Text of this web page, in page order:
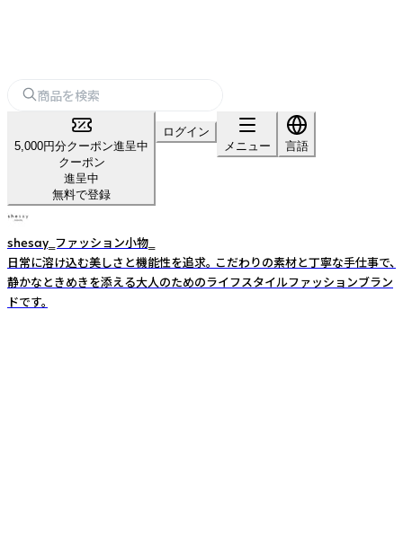
5,000円分クーポン進呈中
クーポン
進呈中
無料で登録
ログイン
メニュー
言語
shesay‗ファッション小物‗
日常に溶け込む美しさと機能性を追求。 こだわりの素材と丁寧な手仕事で、
静かなときめきを添える大人のためのライフスタイルファッションブラン
ドです。